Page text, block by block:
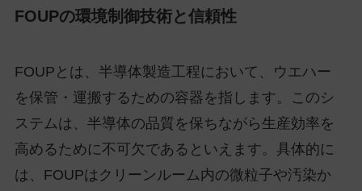
FOUPの環境制御技術と信頼性
FOUPとは、半導体製造工程において、ウエハー
を保管・運搬するための容器を指します。このシ
ステムは、半導体の品質を保ちながら生産効率を
高めるために不可欠であるといえます。具体的に
は、FOUPはクリーンルーム内の微粒子や汚染か